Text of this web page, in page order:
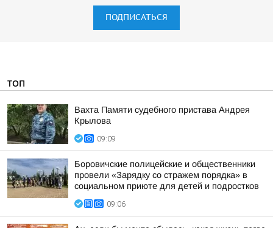
ПОДПИСАТЬСЯ
ТОП
Вахта Памяти судебного пристава Андрея
Крылова
09:09
Боровичские полицейские и общественники
провели «Зарядку со стражем порядка» в
социальном приюте для детей и подростков
09:06